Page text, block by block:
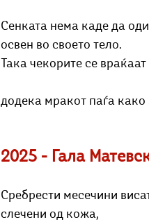
Сенката нема каде да оди
освен во своето тело.
Така чекорите се
додека мракот паѓа како
2025 - Гала
Сребрести месечини
слечени од кожа,